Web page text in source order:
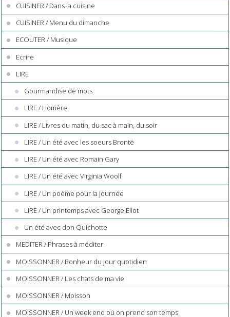
CUISINER / Dans la cuisine
CUISINER / Menu du dimanche
ECOUTER / Musique
Ecrire
LIRE
Gourmandise de mots
LIRE / Homère
LIRE / Livres du matin, du sac à main, du soir
LIRE / Un été avec les soeurs Brontë
LIRE / Un été avec Romain Gary
LIRE / Un été avec Virginia Woolf
LIRE / Un poème pour la journée
LIRE / Un printemps avec George Eliot
Un été avec don Quichotte
MEDITER / Phrases à méditer
MOISSONNER / Bonheur du jour quotidien
MOISSONNER / Les chats de ma vie
MOISSONNER / Moisson
MOISSONNER / Un week end où on prend son temps